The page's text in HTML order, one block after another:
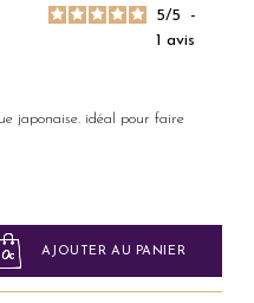
5/5
-
1avis
japonaise. idéal pour faire
AJOUTER AU PANIER